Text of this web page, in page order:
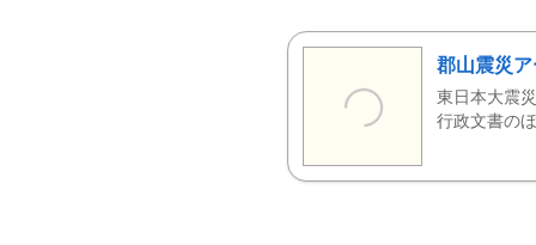
郡山震災
東日本大震
行政文書の